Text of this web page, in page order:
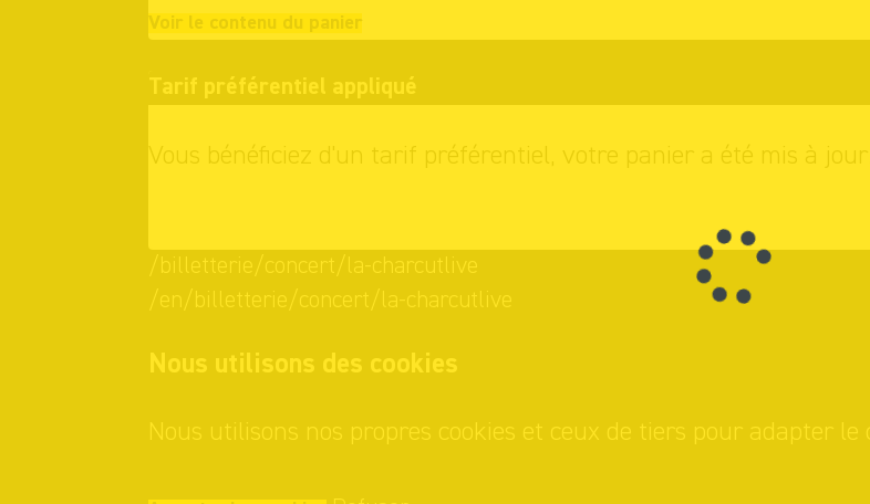
Voir le contenu du panier
Tarif préférentiel appliqué
Vous bénéficiez d'un tarif préférentiel, votre panier a été mis à jour.
/billetterie/concert/la-charcutlive
/en/billetterie/concert/la-charcutlive
Nous utilisons des cookies
Nous utilisons nos propres cookies et ceux de tiers pour adapter